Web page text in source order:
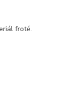
froté.